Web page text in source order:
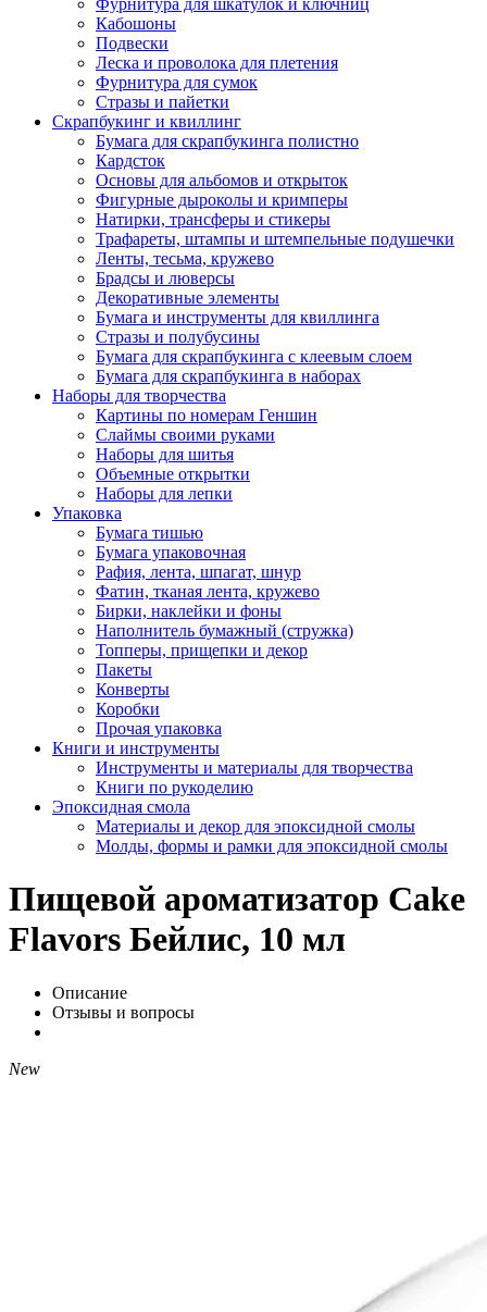
Кабошоны
Подвески
Леска и проволока для плетения
Фурнитура для сумок
Стразы и пайетки
Скрапбукинг и квиллинг
Бумага для скрапбукинга полистно
Кардсток
Основы для альбомов и открыток
Фигурные дыроколы и кримперы
Натирки, трансферы и стикеры
Трафареты, штампы и штемпельные подушечки
Ленты, тесьма, кружево
Брадсы и люверсы
Декоративные элементы
Бумага и инструменты для квиллинга
Стразы и полубусины
Бумага для скрапбукинга с клеевым слоем
Бумага для скрапбукинга в наборах
Наборы для творчества
Картины по номерам Геншин
Слаймы своими руками
Наборы для шитья
Объемные открытки
Наборы для лепки
Упаковка
Бумага тишью
Бумага упаковочная
Рафия, лента, шпагат, шнур
Фатин, тканая лента, кружево
Бирки, наклейки и фоны
Наполнитель бумажный (стружка)
Топперы, прищепки и декор
Пакеты
Конверты
Коробки
Прочая упаковка
Книги и инструменты
Инструменты и материалы для творчества
Книги по рукоделию
Эпоксидная смола
Материалы и декор для эпоксидной смолы
Молды, формы и рамки для эпоксидной смолы
Пищевой ароматизатор Cake
Flavors Бейлис, 10 мл
Описание
Отзывы и вопросы
New